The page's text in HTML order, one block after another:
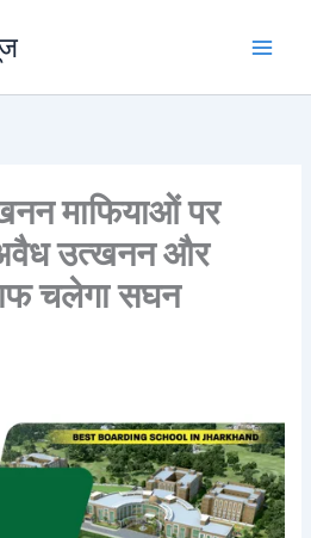
माफियाओं पर
उत्खनन और
चलेगा सघन